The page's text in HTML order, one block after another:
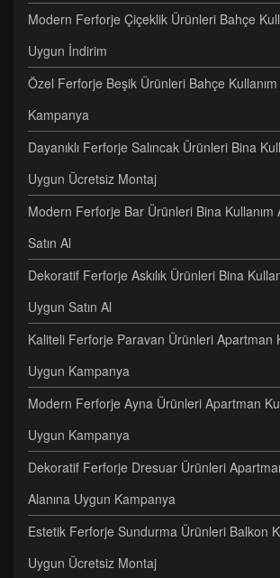
Modern Ferforje Çiçeklik Ürünleri Bahçe
Uygun İndirim
Özel Ferforje Beşik Ürünleri Bahçe Kullanım
Kampanya
Dayanıklı Ferforje Salıncak Ürünleri Bina
Uygun Ücretsiz Montaj
Modern Ferforje Bar Ürünleri Bina Kullanım
Satın Al
Dekoratif Ferforje Askılık Ürünleri Bina
Uygun Satın Al
Kaliteli Ferforje Paravan Ürünleri Apartman
Uygun Kampanya
Modern Ferforje Ayna Ürünleri Apartman
Uygun Kampanya
Dekoratif Ferforje Dresuar Ürünleri
Alanına Uygun Kampanya
Estetik Ferforje Sundurma Ürünleri Balkon
Uygun Ücretsiz Montaj